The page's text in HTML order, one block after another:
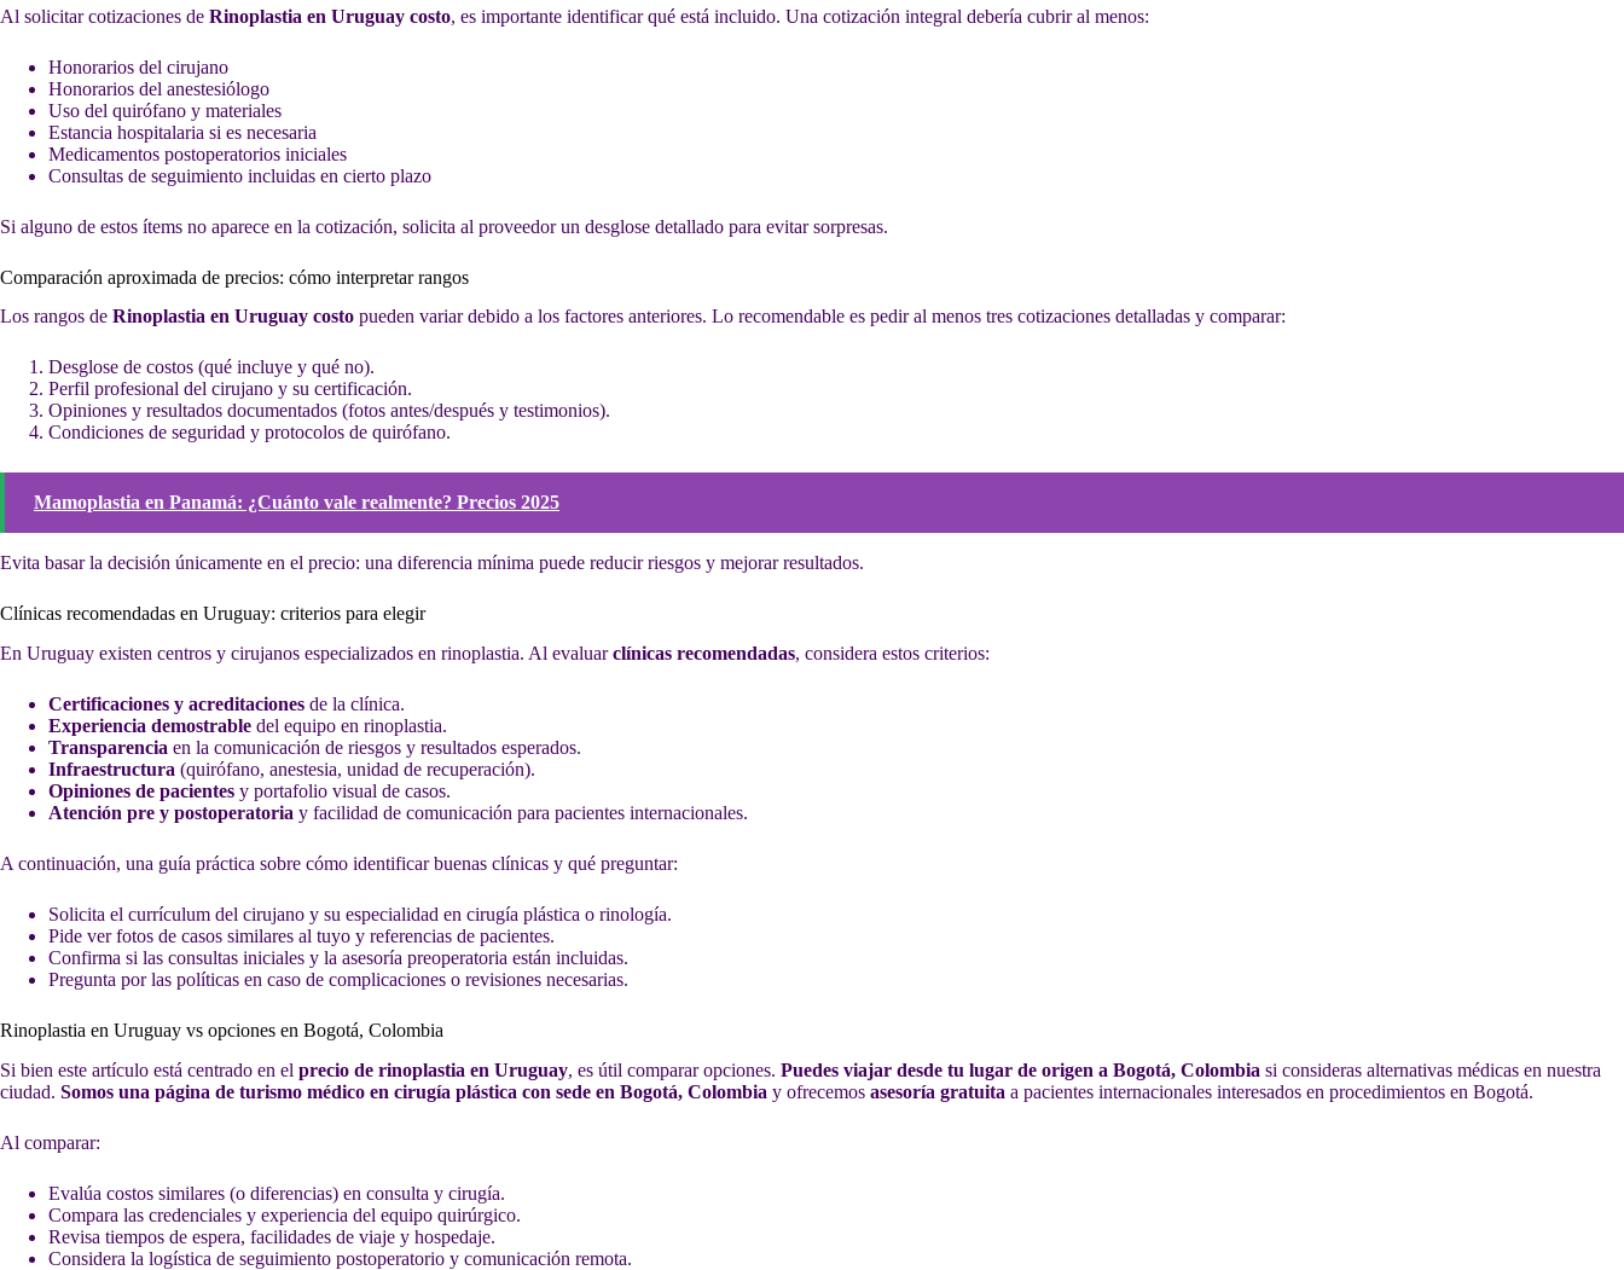
Al solicitar cotizaciones de Rinoplastia en Uruguay costo, es importante identificar qué está incluido. Una cotización integral debería cubrir al menos:
Honorarios del cirujano
Honorarios del anestesiólogo
Uso del quirófano y materiales
Estancia hospitalaria si es necesaria
Medicamentos postoperatorios iniciales
Consultas de seguimiento incluidas en cierto plazo
Si alguno de estos ítems no aparece en la cotización, solicita al proveedor un desglose detallado para evitar sorpresas.
Comparación aproximada de precios: cómo interpretar rangos
Los rangos de Rinoplastia en Uruguay costo pueden variar debido a los factores anteriores. Lo recomendable es pedir al menos tres cotizaciones detalladas y comparar:
Desglose de costos (qué incluye y qué no).
Perfil profesional del cirujano y su certificación.
Opiniones y resultados documentados (fotos antes/después y testimonios).
Condiciones de seguridad y protocolos de quirófano.
Mamoplastia en Panamá: ¿Cuánto vale realmente? Precios 2025
Evita basar la decisión únicamente en el precio: una diferencia mínima puede reducir riesgos y mejorar resultados.
Clínicas recomendadas en Uruguay: criterios para elegir
En Uruguay existen centros y cirujanos especializados en rinoplastia. Al evaluarclínicas recomendadas, considera estos criterios:
Certificaciones y acreditaciones de la clínica.
Experiencia demostrable del equipo en rinoplastia.
Transparencia en la comunicación de riesgos y resultados esperados.
Infraestructura (quirófano, anestesia, unidad de recuperación).
Opiniones de pacientes y portafolio visual de casos.
Atención pre y postoperatoria y facilidad de comunicación para pacientes internacionales.
A continuación, una guía práctica sobre cómo identificar buenas clínicas y qué preguntar:
Solicita el currículum del cirujano y su especialidad en cirugía plástica o rinología.
Pide ver fotos de casos similares al tuyo y referencias de pacientes.
Confirma si las consultas iniciales y la asesoría preoperatoria están incluidas.
Pregunta por las políticas en caso de complicaciones o revisiones necesarias.
Rinoplastia en Uruguay vs opciones en Bogotá, Colombia
Si bien este artículo está centrado en el precio de rinoplastia en Uruguay, es útil comparar opciones. Puedes viajar desde tu lugar de origen a Bogotá, Colombia si consideras alternativas médicas en nuestra
ciudad. Somos una página de turismo médico en cirugía plástica con sede en Bogotá, Colombia y ofrecemos asesoría gratuita a pacientes internacionales interesados en procedimientos en Bogotá.
Al comparar:
Evalúa costos similares (o diferencias) en consulta y cirugía.
Compara las credenciales y experiencia del equipo quirúrgico.
Revisa tiempos de espera, facilidades de viaje y hospedaje.
Considera la logística de seguimiento postoperatorio y comunicación remota.